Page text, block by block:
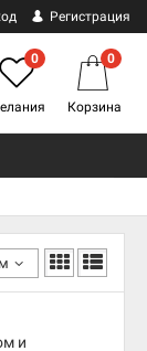
Регистрация
0 0
Корзина
и